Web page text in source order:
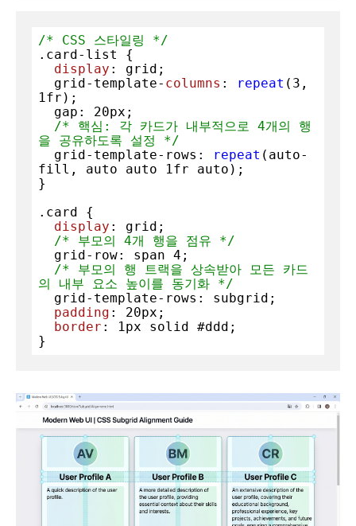
/* CSS 스타일링 */
.card-list
{
display : grid;
  grid-template-
columns : repeat ( 3
1fr);
  gap:
20px ;
/* 핵심: 각 카드가 내부적으로 4개의 행
을 공유하도록 설정 */
  grid-template-rows:
repeat (auto-
fill, auto auto
1fr auto);
}
.card {
display : grid;
/* 부모의 4개 행을 점유 */
  grid-row: span
4 ;
/* 부모의 행 트랙을 상속받아 모든 카드
의 내부 요소 높이를 동기화 */
padding : 20px ;
border : 1px solid #ddd ;
}